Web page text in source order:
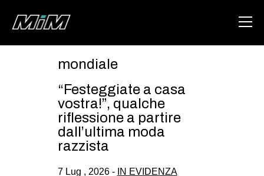
ABOUT
AREA
DEGENERAZIONE
GAZA FREESTYLE
mondiale
“Festeggiate a casa
vostra!”, qualche
riflessione a partire
dall’ultima moda
razzista
7 Lug , 2026 - IN EVIDENZA